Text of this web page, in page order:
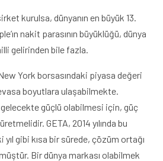
kurulsa, dünyanın en büyük 13.
nakit parasının büyüklüğü, dünya
gelirinden bile fazla.
York borsasındaki piyasa değeri
boyutlara ulaşabilmekte.
gelecekte güçlü olabilmesi için, güç
GETA, 2014 yılında bu
yıl gibi kısa bir sürede, çözüm ortağı
Bir dünya markası olabilmek